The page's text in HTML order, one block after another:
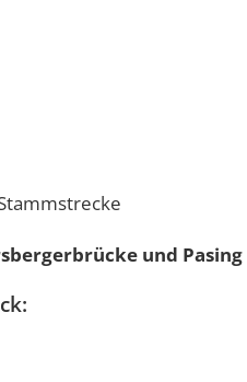
und Pasing